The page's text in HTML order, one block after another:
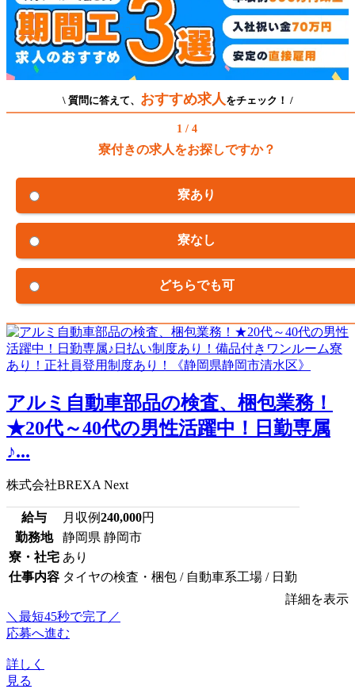
\ 質問に答えて、 おすすめ求人 をチェック！ /
1 / 4
寮付きの求人をお探しですか？
寮あり
寮なし
どちらでも可
アルミ自動車部品の検査、梱包業務！
★20代～40代の男性活躍中！日勤専属
♪...
株式会社BREXA Next
給与 月収例240,000円
勤務地
静岡県 静岡市
寮・社宅 あり
仕事内容 タイヤの検査・梱包 / 自動車系工場 / 日勤
詳細を表示
＼最短45秒で完了／
応募へ進む
詳しく
見る